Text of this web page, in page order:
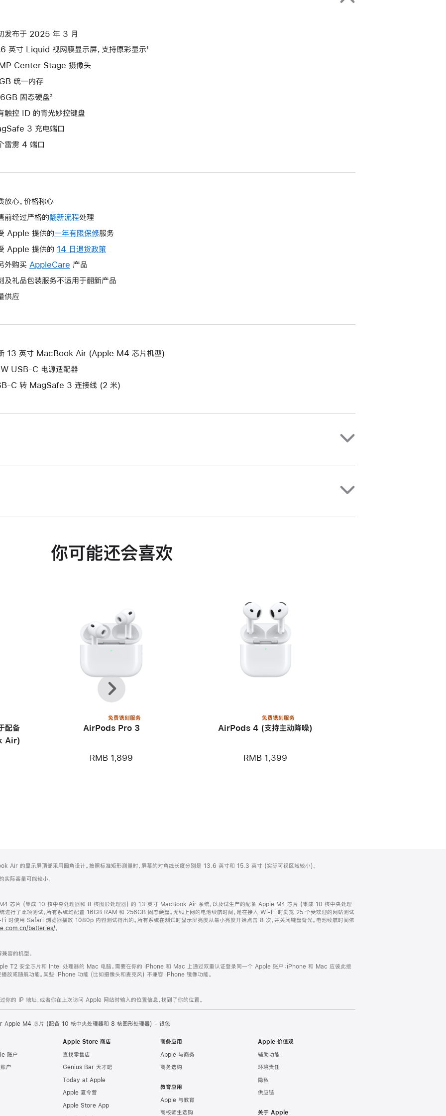
发布于 2025 年 3 月
英寸 Liquid 视网膜显示屏，支持原彩显示¹
Center Stage 摄像头
统一内存
固态硬盘²
触控 ID 的背光妙控键盘
3 充电端口
雷雳 4 端口
放心，价格称心
前经过严格的翻新流程处理
Apple 提供的一年有限保修此
操
打
服务
Apple 提供的 14 日退货政策
将
新
窗
外购买 AppleCare 此
操
开
的
窗
产品
及礼品包装服务不适用于翻新产品
供应
13 英寸 MacBook Air (Apple M4 芯片机型)
USB-C 电源适配器
C 转 MagSafe 3 连接线 (2 米)
你可能还会喜欢
配备
Air)
免费镌刻服务
AirPods Pro 3
RMB 1,899
免费镌刻服务
AirPods 4 (支持主动降噪)
RMB 1,399
上
一
个
下
一
个
Air 的显示屏顶部采用圆角设计。按照标准矩形测量时，屏幕的对角线长度分别是 13.6 英寸和 15.3 英寸 (实际可视区域较小)。
际容量可能较小。
芯片 (集成 10 核中央处理器和 8 核图形处理器) 的 13 英寸 MacBook Air 系统，以及试生产的配备 Apple M4 芯片 (集成 10 核中央处理
行了此项测试，所有系统均配置 16GB RAM 和 256GB 固态硬盘。无线上网的电池续航时间，是在接入 Wi-Fi 时浏览 25 个受欢迎的网站测试
时使用 Safari 浏览器播放 1080p 内容测试得出的。所有系统在测试时显示屏亮度从最小亮度开始点击 8 次，并关闭键盘背光。电池续航时间依
batteries/。
容的机型。
T2 安全芯片和 Intel 处理器的 Mac 电脑。需要在你的 iPhone 和 Mac 上通过双重认证登录同一个 Apple 账户；iPhone 和 Mac 应彼此接
放或随航功能。某些 iPhone 功能 (比如摄像头和麦克风) 不兼容 iPhone 镜像功能。
你的 IP 地址，或者你在上次访问 Apple 网站时输入的位置信息，找到了你的位置。
M4 芯片 (配备 10 核中央处理器和 8 核图形处理器) - 银色
账户
户
Apple Store 商店
查找零售店
Genius Bar 天才吧
Today at Apple
Apple 夏令营
Apple Store App
商务应用
Apple 与商务
商务选购
教育应用
Apple 与教育
高校师生选购
Apple 价值观
辅助功能
环境责任
隐私
供应链
关于 Apple